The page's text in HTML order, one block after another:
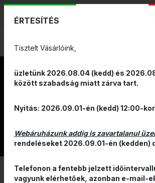
HAND
ÉRTESÍTÉS
Tisztelt Vásárlóink,
üzletünk 2026.08.04 (kedd) és
között szabadság miatt zárva tart.
Nyitás: 2026.09.01-én (kedd) 12:00-
Webáruházunk addig is zavartalanul
rendeléseket 2026.09.01-én (kedden)
Telefonon a fentebb jelzett
vagyunk elérhetőek, azonban e-mail-